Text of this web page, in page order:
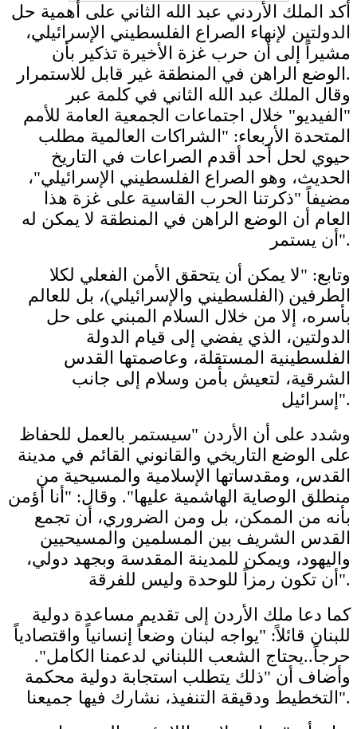
أكد الملك الأردني عبد الله الثاني على أهمية حل
الدولتين لإنهاء الصراع الفلسطيني الإسرائيلي،
مشيراً إلى أن حرب غزة الأخيرة تذكير بأن
الوضع الراهن في المنطقة غير قابل للاستمرار.
وقال الملك عبد الله الثاني في كلمة عبر
"الفيديو" خلال اجتماعات الجمعية العامة للأمم
المتحدة الأربعاء: "الشراكات العالمية مطلب
حيوي لحل أحد أقدم الصراعات في التاريخ
الحديث، وهو الصراع الفلسطيني الإسرائيلي"،
مضيفاً "ذكرتنا الحرب القاسية على غزة هذا
العام أن الوضع الراهن في المنطقة لا يمكن له
أن يستمر".
وتابع: "لا يمكن أن يتحقق الأمن الفعلي لكلا
الطرفين (الفلسطيني والإسرائيلي)، بل للعالم
بأسره، إلا من خلال السلام المبني على حل
الدولتين، الذي يفضي إلى قيام الدولة
الفلسطينية المستقلة، وعاصمتها القدس
الشرقية، لتعيش بأمن وسلام إلى جانب
إسرائيل".
وشدد على أن الأردن "سيستمر بالعمل للحفاظ
على الوضع التاريخي والقانوني القائم في مدينة
القدس، ومقدساتها الإسلامية والمسيحية من
منطلق الوصاية الهاشمية عليها". وقال: "أنا أؤمن
بأنه من الممكن، بل ومن الضروري، أن تجمع
القدس الشريف بين المسلمين والمسيحيين
واليهود، ويمكن للمدينة المقدسة وبجهد دولي،
أن تكون رمزاً للوحدة وليس للفرقة".
كما دعا ملك الأردن إلى تقديم مساعدة دولية
للبنان قائلاً: "يواجه لبنان وضعاً إنسانياً واقتصادياً
حرجاً..يحتاج الشعب اللبناني لدعمنا الكامل".
وأضاف أن "ذلك يتطلب استجابة دولية محكمة
التخطيط ودقيقة التنفيذ، نشارك فيها جميعنا".